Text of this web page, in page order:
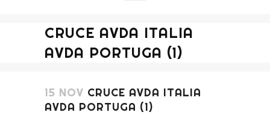
CRUCE AVDA ITALIA
AVDA PORTUGA (1)
15 NOV CRUCE AVDA ITALIA
AVDA PORTUGA (1)